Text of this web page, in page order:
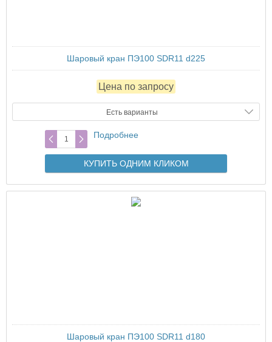
Шаровый кран ПЭ100 SDR11 d225
Цена по запросу
Есть варианты
Подробнее
КУПИТЬ ОДНИМ КЛИКОМ
Шаровый кран ПЭ100 SDR11 d180